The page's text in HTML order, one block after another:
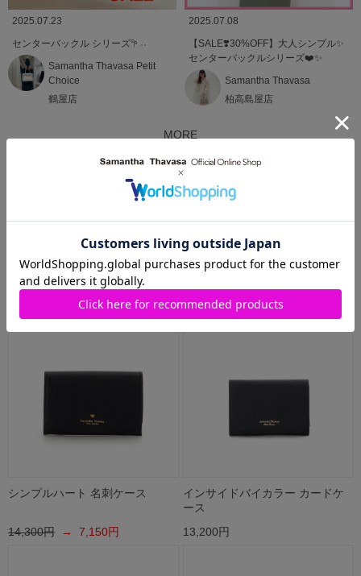
2025.07.23
センターバックル シリーズ𖧧 ˒˒
Samantha Thavasa Petit
Choice
鶴屋店
2025.07.08
【SALE❣️30%OFF】大人シンプル✨
センターバックルシリーズ❤️✨
Samantha Thavasa
柏高島屋店
MORE
RECOMMEND ITEMS
おすすめアイテム
シンプルハート 名刺ケース
14,300円 → 7,150円
インサイドバイカラー カードケ
ース
13,200円